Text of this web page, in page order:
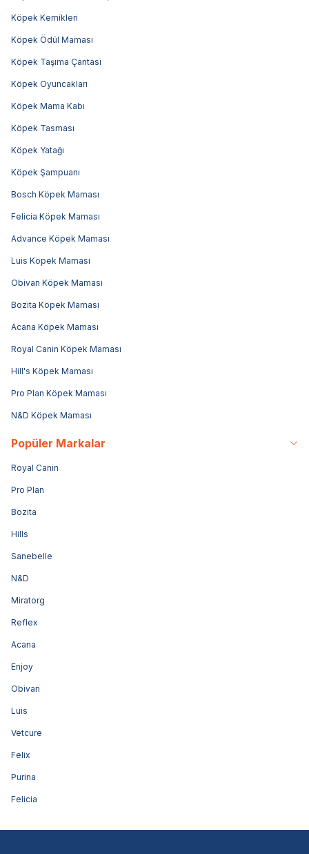
Köpek Kemikleri
Köpek Ödül Maması
Köpek Taşıma Çantası
Köpek Oyuncakları
Köpek Mama Kabı
Köpek Tasması
Köpek Yatağı
Köpek Şampuanı
Bosch Köpek Maması
Felicia Köpek Maması
Advance Köpek Maması
Luis Köpek Maması
Obivan Köpek Maması
Bozita Köpek Maması
Acana Köpek Maması
Royal Canin Köpek Maması
Hill's Köpek Maması
Pro Plan Köpek Maması
N&D Köpek Maması
Popüler Markalar
Royal Canin
Pro Plan
Bozita
Hills
Sanebelle
N&D
Miratorg
Reflex
Acana
Enjoy
Obivan
Luis
Vetcure
Felix
Purina
Felicia